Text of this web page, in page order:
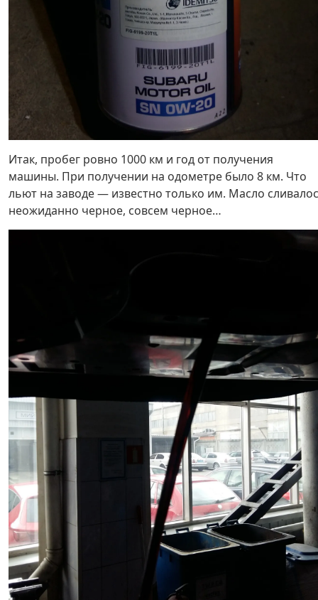
Итак, пробег ровно 1000 км и год от получения
машины. При получении на одометре было 8 км. Что
льют на заводе — известно только им. Масло
неожиданно черное, совсем черное…